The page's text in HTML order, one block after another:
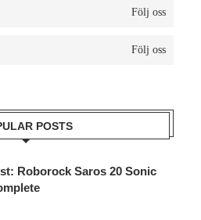
Följ oss
Följ oss
POSTS
Roborock Saros 20 Sonic